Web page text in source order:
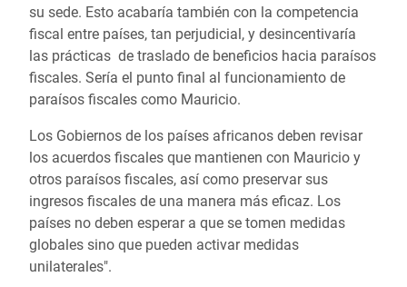
su sede. Esto acabaría también con la competencia
fiscal entre países, tan perjudicial, y desincentivaría
las prácticas de traslado de beneficios hacia paraísos
fiscales. Sería el punto final al funcionamiento de
paraísos fiscales como Mauricio.
Los Gobiernos de los países africanos deben revisar
los acuerdos fiscales que mantienen con Mauricio y
otros paraísos fiscales, así como preservar sus
ingresos fiscales de una manera más eficaz. Los
países no deben esperar a que se tomen medidas
globales sino que pueden activar medidas
unilaterales".